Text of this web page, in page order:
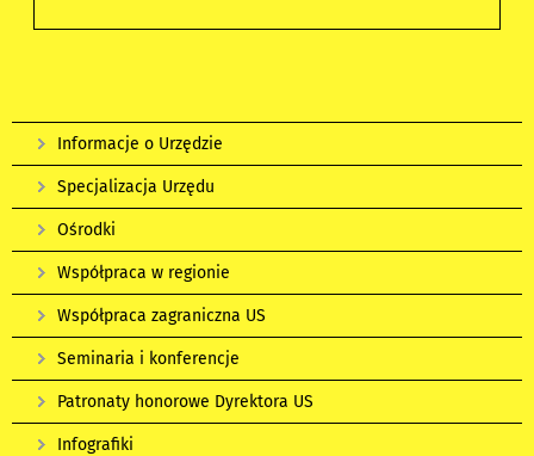
Informacje o Urzędzie
Specjalizacja Urzędu
Ośrodki
Współpraca w regionie
Współpraca zagraniczna US
Seminaria i konferencje
Patronaty honorowe Dyrektora US
Infografiki